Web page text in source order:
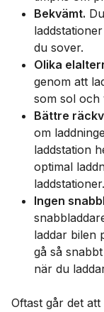
Bekvämt.
du sover.
Olika
genom att
som sol och
Bättre
om
laddstation
optimal
laddstationer.
Ingen
laddar bilen
gå så
när du
Oftast går det